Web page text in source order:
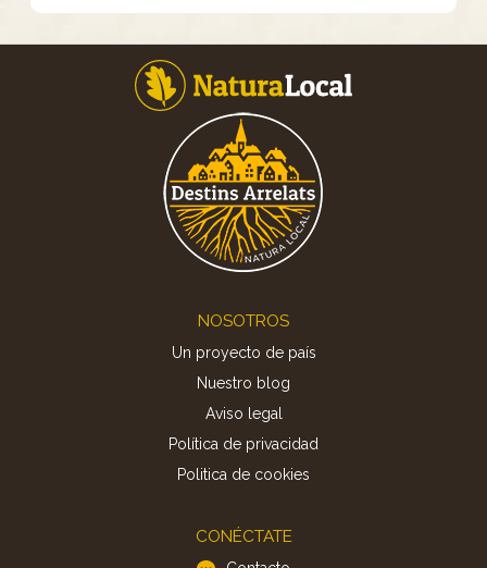
NOSOTROS
Un proyecto de país
Nuestro blog
Aviso legal
Política de privacidad
Politica de cookies
CONÉCTATE